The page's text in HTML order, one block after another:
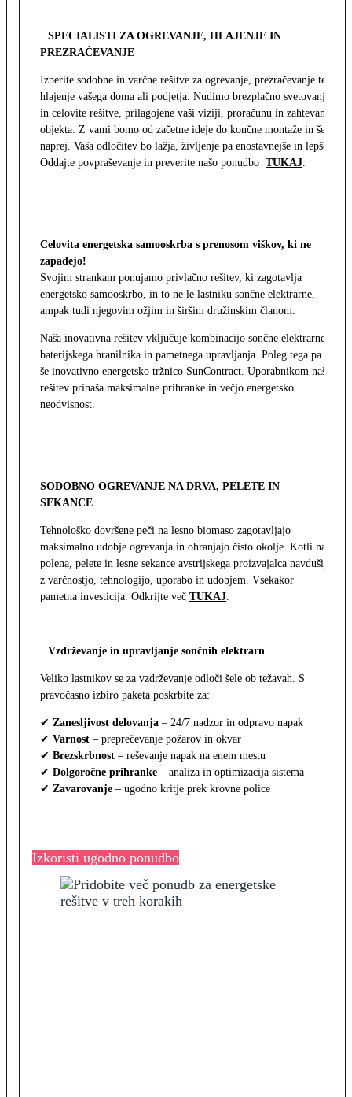
SPECIALISTI ZA OGREVANJE, HLAJENJE IN
PREZRAČEVANJE
Izberite sodobne in varčne rešitve za ogrevanje, prezračevanje ter
hlajenje vašega doma ali podjetja. Nudimo brezplačno svetovanje
in celovite rešitve, prilagojene vaši viziji, proračunu in zahtevam
objekta. Z vami bomo od začetne ideje do končne montaže in še
naprej. Vaša odločitev bo lažja, življenje pa enostavnejše in lepše.
Oddajte povpraševanje in preverite našo ponudbo TUKAJ.
Celovita energetska samooskrba s prenosom viškov, ki ne
zapadejo!
Svojim strankam ponujamo privlačno rešitev, ki zagotavlja
energetsko samooskrbo, in to ne le lastniku sončne elektrarne,
ampak tudi njegovim ožjim in širšim družinskim članom.
Naša inovativna rešitev vključuje kombinacijo sončne elektrarne,
baterijskega hranilnika in pametnega upravljanja. Poleg tega pa
še inovativno energetsko tržnico SunContract. Uporabnikom naša
rešitev prinaša maksimalne prihranke in večjo energetsko
neodvisnost.
SODOBNO OGREVANJE NA DRVA, PELETE IN
SEKANCE
Tehnološko dovršene peči na lesno biomaso zagotavljajo
maksimalno udobje ogrevanja in ohranjajo čisto okolje. Kotli na
polena, pelete in lesne sekance avstrijskega proizvajalca navdušijo
z varčnostjo, tehnologijo, uporabo in udobjem. Vsekakor
pametna investicija. Odkrijte več TUKAJ.
Vzdrževanje in upravljanje sončnih elektrarn
Veliko lastnikov se za vzdrževanje odloči šele ob težavah. S
pravočasno izbiro paketa poskrbite za:
✔ Zanesljivost delovanja – 24/7 nadzor in odpravo napak
✔ Varnost – preprečevanje požarov in okvar
✔ Brezskrbnost – reševanje napak na enem mestu
✔ Dolgoročne prihranke – analiza in optimizacija sistema
✔ Zavarovanje – ugodno kritje prek krovne police
Izkoristi ugodno ponudbo